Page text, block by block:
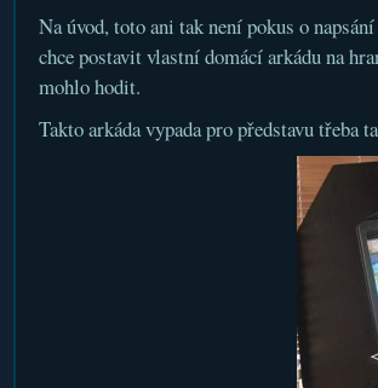
Na úvod, toto ani tak není pokus o
chce postavit vlastní domácí arkádu na
mohlo hodit.
Takto arkáda vypada pro představu třeba